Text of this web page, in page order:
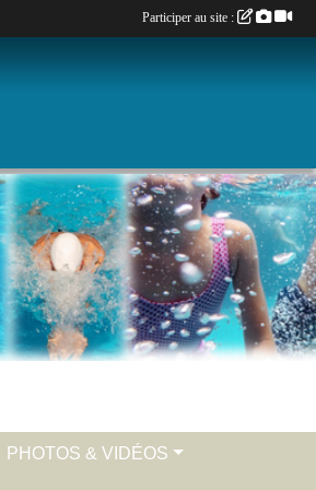
PHOTOS & VIDÉOS
Participer au site :